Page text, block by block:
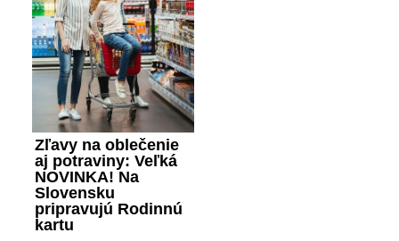
Zľavy na oblečenie
aj potraviny: Veľká
NOVINKA! Na
Slovensku
pripravujú Rodinnú
kartu